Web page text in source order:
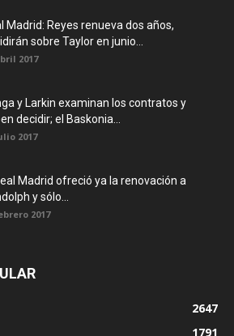
Madrid: Reyes renueva dos años,
sobre Taylor en junio...
2017
y Larkin examinan los contratos y
decidir; el Baskonia...
2017
Madrid ofreció ya la renovación a
y sólo...
2017
2647
1791